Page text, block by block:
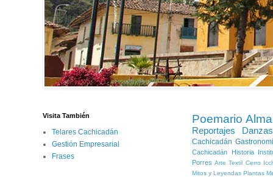
Poemario
Reportajes
Cachicadán
Cachicadán Historia
Porres Arte Textil Cerro
Mitos y Leyendas Plantas
Visita También
Telares Cachicadán
Gestión Empresarial
Frases